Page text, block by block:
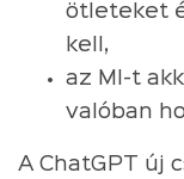
ötleteket
kell,
az MI-t
valóban
A ChatGPT új